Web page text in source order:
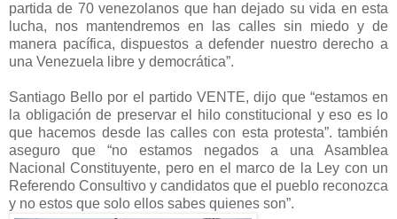
partida de 70 venezolanos que han dejado su vida en esta
lucha, nos mantendremos en las calles sin miedo y de
manera pacífica, dispuestos a defender nuestro derecho a
una Venezuela libre y democrática”.
Santiago Bello por el partido VENTE, dijo que “estamos en
la obligación de preservar el hilo constitucional y eso es lo
que hacemos desde las calles con esta protesta”. también
aseguro que “no estamos negados a una Asamblea
Nacional Constituyente, pero en el marco de la Ley con un
Referendo Consultivo y candidatos que el pueblo reconozca
y no estos que solo ellos sabes quienes son”.